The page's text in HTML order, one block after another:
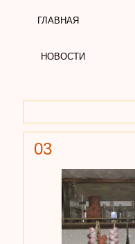
ГЛАВНАЯ
НОВОСТИ
03